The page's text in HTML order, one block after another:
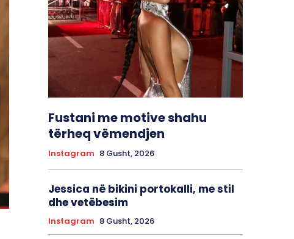
Fustani me motive shahu
tërheq vëmendjen
Instagram 8 Gusht, 2026
Jessica në bikini portokalli, me stil
dhe vetëbesim
Instagram 8 Gusht, 2026